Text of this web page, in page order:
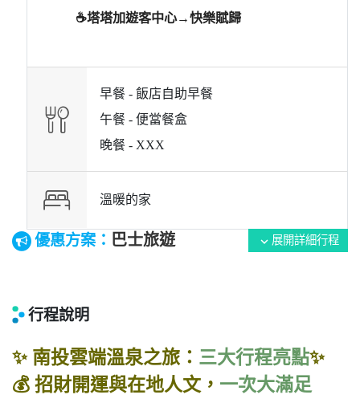
優惠方案： 巴士旅遊
行程說明
✨ 南投雲端溫泉之旅： 三大行程亮點✨
💰 招財開運與在地人文， 一次大滿足
☕塔塔加遊客中心→快樂賦歸
早餐 - 飯店自助早餐
午餐 - 便當餐盒
晚餐 - XXX
溫暖的家
expand_more 展開詳細行程